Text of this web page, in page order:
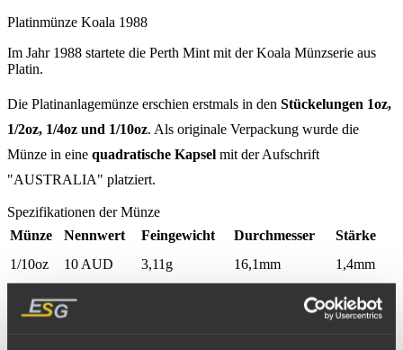
Platinmünze Koala 1988
Im Jahr 1988 startete die Perth Mint mit der Koala Münzserie aus
Platin.
Die Platinanlagemünze erschien erstmals in den Stückelungen 1oz,
1/2oz, 1/4oz und 1/10oz. Als originale Verpackung wurde die
Münze in eine quadratische Kapsel mit der Aufschrift
"AUSTRALIA" platziert.
Spezifikationen der Münze
Münze
Nennwert Feingewicht Durchmesser
Stärke
1/10oz
10 AUD 3,11g 16,1mm
1,4mm
1,9mm
1/2oz
50 AUD
2,03mm